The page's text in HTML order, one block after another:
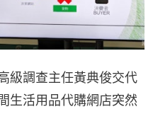
級調查主任黃典俊交代
生活用品代購網店突然